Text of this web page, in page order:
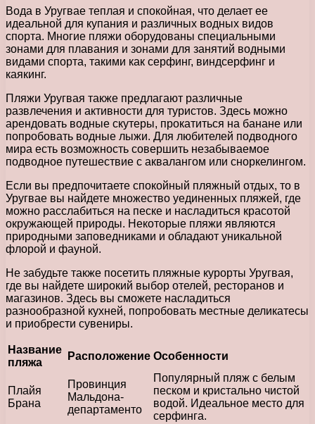
Вода в Уругвае теплая и спокойная, что делает ее
идеальной для купания и различных водных видов
спорта. Многие пляжи оборудованы специальными
зонами для плавания и зонами для занятий водными
видами спорта, такими как серфинг, виндсерфинг и
каякинг.
Пляжи Уругвая также предлагают различные
развлечения и активности для туристов. Здесь можно
арендовать водные скутеры, прокатиться на банане или
попробовать водные лыжи. Для любителей подводного
мира есть возможность совершить незабываемое
подводное путешествие с аквалангом или сноркелингом.
Если вы предпочитаете спокойный пляжный отдых, то в
Уругвае вы найдете множество уединенных пляжей, где
можно расслабиться на песке и насладиться красотой
окружающей природы. Некоторые пляжи являются
природными заповедниками и обладают уникальной
флорой и фауной.
Не забудьте также посетить пляжные курорты Уругвая,
где вы найдете широкий выбор отелей, ресторанов и
магазинов. Здесь вы сможете насладиться
разнообразной кухней, попробовать местные деликатесы
и приобрести сувениры.
Название
пляжа
Расположение Особенности
Плайя
Брана
Провинция
Мальдона-
департаменто
Популярный пляж с белым
песком и кристально чистой
водой. Идеальное место для
серфинга.